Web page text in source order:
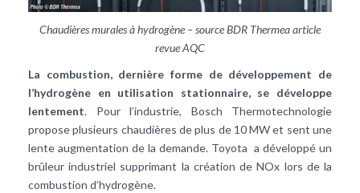
Chaudières murales à hydrogène – source BDR Thermea article
revue AQC
La combustion, dernière forme de développement de
l’hydrogène en utilisation stationnaire, se développe
lentement. Pour l’industrie, Bosch Thermotechnologie
propose plusieurs chaudières de plus de 10 MW et sent une
lente augmentation de la demande. Toyota a développé un
brûleur industriel supprimant la création de NOx lors de la
combustion d’hydrogène.